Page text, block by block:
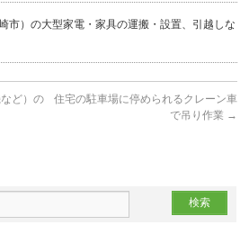
市）の大型家電・家具の運搬・設置、引越しな
ど）の
住宅の駐車場に停められるクレーン車
で吊り作業 →